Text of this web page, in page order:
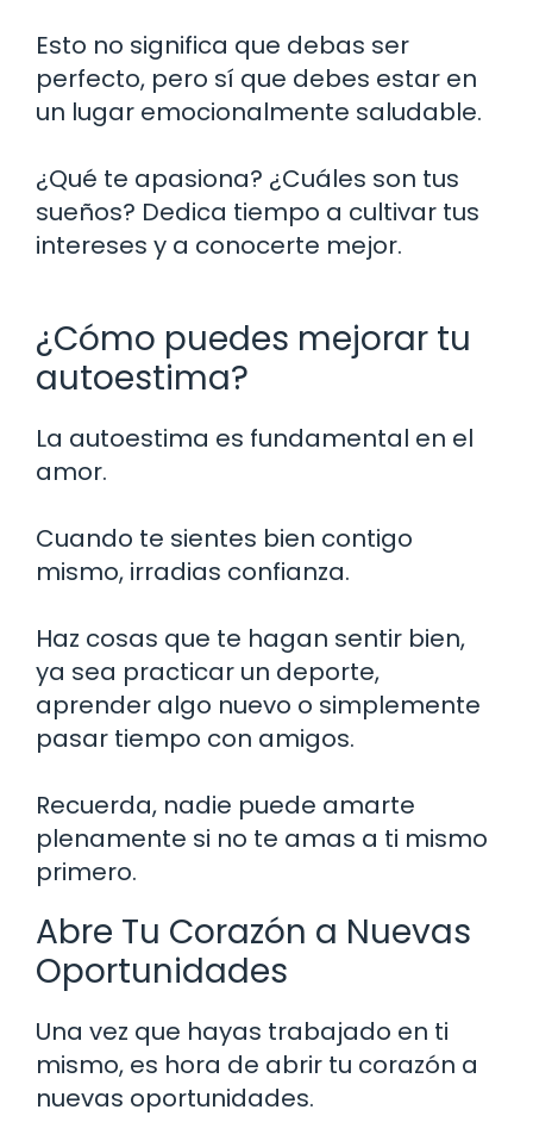
Esto no significa que debas ser
perfecto, pero sí que debes estar en
un lugar emocionalmente saludable.
¿Qué te apasiona? ¿Cuáles son tus
sueños? Dedica tiempo a cultivar tus
intereses y a conocerte mejor.
¿Cómo puedes mejorar tu
autoestima?
La autoestima es fundamental en el
amor.
Cuando te sientes bien contigo
mismo, irradias confianza.
Haz cosas que te hagan sentir bien,
ya sea practicar un deporte,
aprender algo nuevo o simplemente
pasar tiempo con amigos.
Recuerda, nadie puede amarte
plenamente si no te amas a ti mismo
primero.
Abre Tu Corazón a Nuevas
Oportunidades
Una vez que hayas trabajado en ti
mismo, es hora de abrir tu corazón a
nuevas oportunidades.